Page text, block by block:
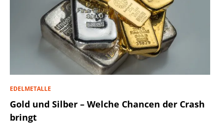
EDELMETALLE
Gold und Silber – Welche Chancen der Crash
bringt